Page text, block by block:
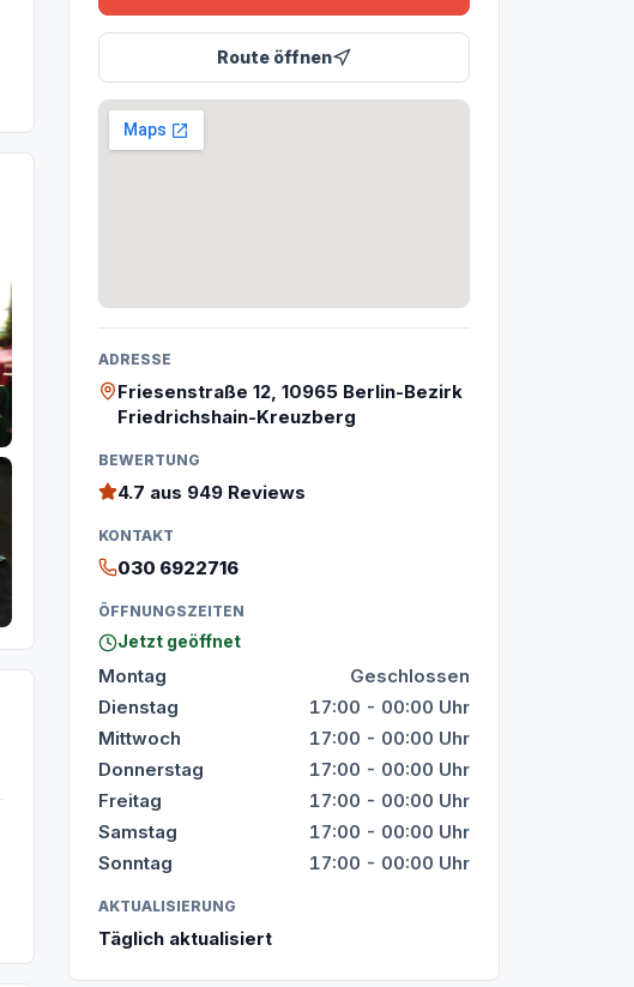
Route öffnen
ADRESSE
Friesenstraße 12, 10965 Berlin-Bezirk
Friedrichshain-Kreuzberg
BEWERTUNG
4.7 aus 949 Reviews
KONTAKT
030 6922716
ÖFFNUNGSZEITEN
Jetzt geöffnet
Montag
Geschlossen
Dienstag
17:00 - 00:00 Uhr
Mittwoch
17:00 - 00:00 Uhr
Donnerstag
17:00 - 00:00 Uhr
Freitag
17:00 - 00:00 Uhr
Samstag
17:00 - 00:00 Uhr
Sonntag
17:00 - 00:00 Uhr
AKTUALISIERUNG
Täglich aktualisiert